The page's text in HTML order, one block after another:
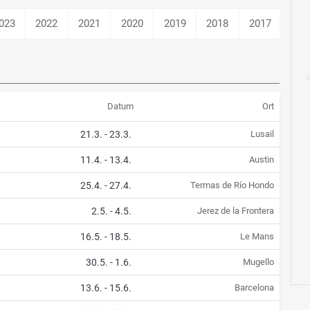
2022 2021 2020 2019 2018 2017
Datum Ort
21.3. -23.3. Lusail
11.4. - 13.4. Austin
25.4. -27.4. Termas de Río Hondo
2.5. -4.5. Jerez de la Frontera
16.5. - 18.5. Le Mans
30.5. - 1.6. Mugello
13.6. - 15.6. Barcelona